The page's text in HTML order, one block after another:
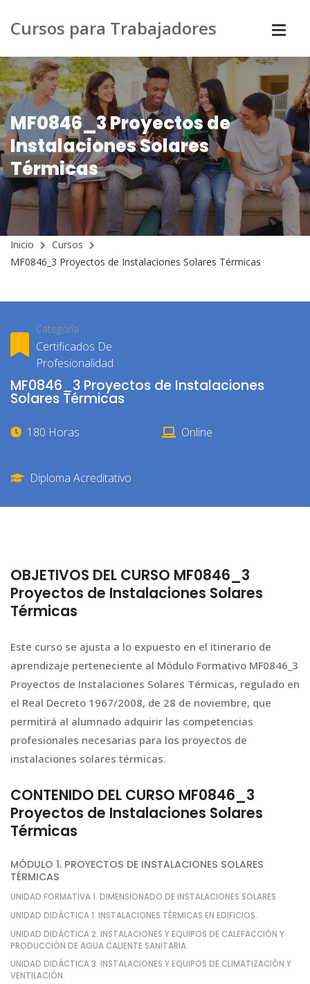
Cursos para Trabajadores
MF0846_3 Proyectos de
Instalaciones Solares
Térmicas
Inicio
Cursos
MF0846_3 Proyectos de Instalaciones Solares Térmicas
Categoría
Certificados De
Profesionalidad
MF0846_3 Proyectos de Instalaciones
Solares Térmicas
180 Horas Online
Diploma Acreditativo
OBJETIVOS DEL CURSO MF0846_3
Proyectos de Instalaciones Solares
Térmicas
Este curso se ajusta a lo expuesto en el itinerario de
aprendizaje perteneciente al Módulo Formativo MF0846_3
Proyectos de Instalaciones Solares Térmicas, regulado en
el Real Decreto 1967/2008, de 28 de noviembre, que
permitirá al alumnado adquirir las competencias
profesionales necesarias para los proyectos de
instalaciones solares térmicas.
CONTENIDO DEL CURSO MF0846_3
Proyectos de Instalaciones Solares
Térmicas
MÓDULO 1. PROYECTOS DE INSTALACIONES SOLARES
TÉRMICAS
UNIDAD FORMATIVA 1. DIMENSIONADO DE INSTALACIONES SOLARES
UNIDAD DIDÁCTICA 1. INSTALACIONES TÉRMICAS EN EDIFICIOS.
UNIDAD DIDÁCTICA 2. INSTALACIONES Y EQUIPOS DE CALEFACCIÓN Y
PRODUCCIÓN DE AGUA CALIENTE SANITARIA.
UNIDAD DIDÁCTICA 3. INSTALACIONES Y EQUIPOS DE CLIMATIZACIÓN Y
VENTILACIÓN.